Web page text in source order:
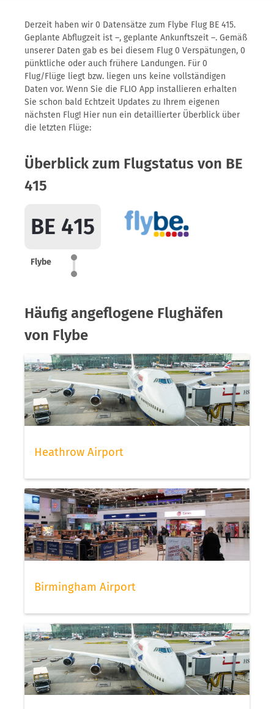
Derzeit haben wir 0 Datensätze zum Flybe Flug BE 415.
Geplante Abflugzeit ist –, geplante Ankunftszeit –. Gemäß
unserer Daten gab es bei diesem Flug 0 Verspätungen, 0
pünktliche oder auch frühere Landungen. Für 0
Flug/Flüge liegt bzw. liegen uns keine vollständigen
Daten vor. Wenn Sie die FLIO App installieren erhalten
Sie schon bald Echtzeit Updates zu Ihrem eigenen
nächsten Flug! Hier nun ein detaillierter Überblick über
die letzten Flüge:
Überblick zum Flugstatus von BE
415
BE 415
Flybe
Häufig angeflogene Flughäfen
von Flybe
Heathrow Airport
Birmingham Airport